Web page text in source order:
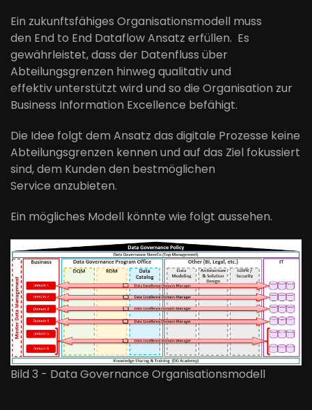
Ein zukunftsfähiges Organisationsmodell muss
den End to End DataflowAnsatz erfüllen. Es
gewährleistet, dass der Datenfluss über
Abteilungsgrenzen hinweg qualitativ und
effektivunterstützt wird und so die Organisation zur
Business Information Excellence befähigt.
Die Idee folgt dem Ansatz das digitale Prozesse keine
Abteilungsgrenzen kennen und auf das Ziel fokussiert
sind, dem Kunden den bestmöglichen
Service anzubieten.
Ein mögliches Modell könnte wie folgt aussehen.
Bild 3 - Data Governance Organisationsmodell